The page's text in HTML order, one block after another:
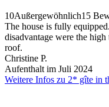
10Außergewöhnlich15
The house is fully
disadvantage were the
roof.
Christine P.
Aufenthalt im Juli 2024
Weitere Infos zu 2* gîte in